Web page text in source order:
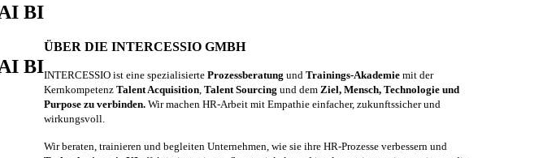
BI
BI
ÜBER DIE INTERCESSIO GMBH
INTERCESSIO ist eine spezialisierte Prozessberatung und Trainings-Akademie mit der
Kernkompetenz Talent Acquisition Talent Sourcing und dem Ziel, Mensch, Technologie und
Purpose zu verbinden. Wir machen HR-Arbeit mit Empathie einfacher, zukunftssicher und
wirkungsvoll.
Wir beraten, trainieren und begleiten Unternehmen, wie sie ihre HR-Prozesse verbessern und